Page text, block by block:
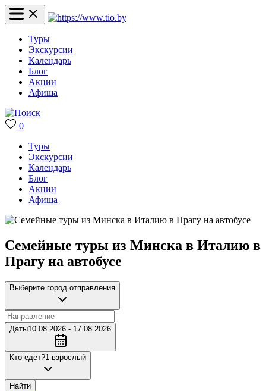
Туры
Экскурсии
Календарь
Блог
Акции
Афиша
0
Туры
Экскурсии
Календарь
Блог
Акции
Афиша
Семейные туры из Минска в Италию в
Прагу на автобусе
Выберите город отправления
Даты10.08.2026 - 17.08.2026
Кто едет?1 взрослый
Найти